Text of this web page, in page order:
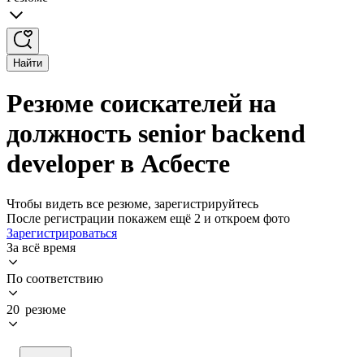
Найти
Резюме соискателей на
должность senior backend
developer в Асбесте
Чтобы видеть все резюме, зарегистрируйтесь
После регистрации покажем ещё 2 и откроем фото
Зарегистрироваться
За всё время
По соответствию
20 резюме